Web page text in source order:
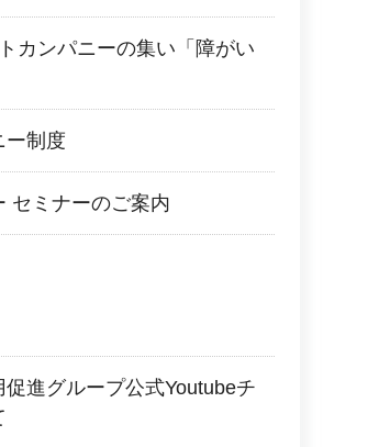
カンパニーの集い「障がい
ー制度
セミナーのご案内
促進グループ公式Youtubeチ